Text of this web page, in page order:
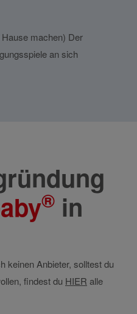
machen) Der
an sich
® in
keinen Anbieter, solltest du
findest du HIER alle